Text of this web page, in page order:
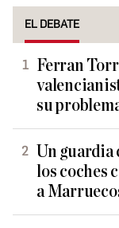
EL DEBATE
Ferran
su
Un guardia
los coches
a